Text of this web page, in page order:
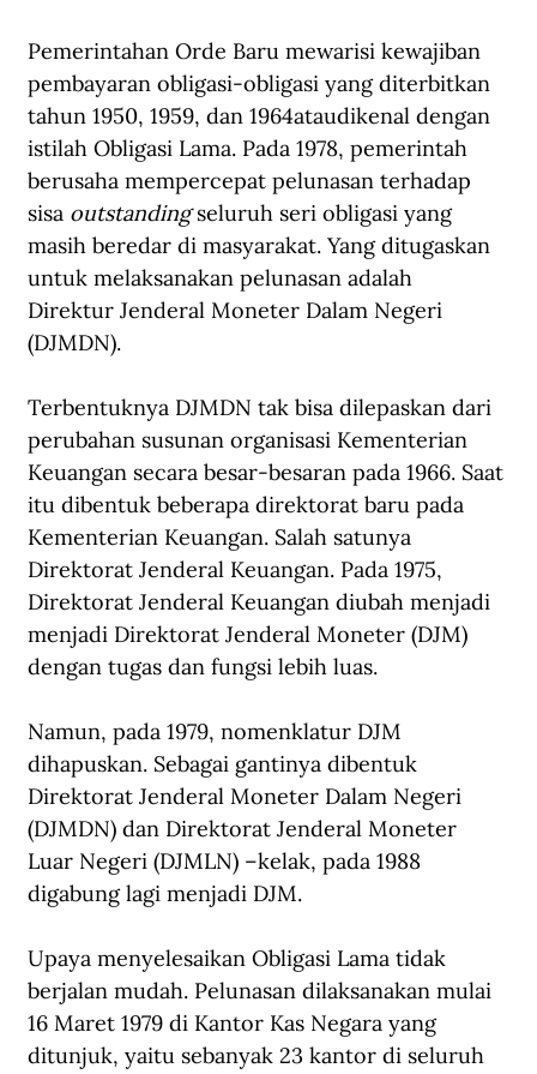
Pemerintahan Orde Baru mewarisi kewajiban
pembayaran obligasi-obligasi yang diterbitkan
tahun 1950, 1959, dan 1964ataudikenal dengan
istilah Obligasi Lama. Pada 1978, pemerintah
berusaha mempercepat pelunasan terhadap
sisa outstanding seluruh seri obligasi yang
masih beredar di masyarakat. Yang ditugaskan
untuk melaksanakan pelunasan adalah
Direktur Jenderal Moneter Dalam Negeri
(DJMDN).
Terbentuknya DJMDN tak bisa dilepaskan dari
perubahan susunan organisasi Kementerian
Keuangan secara besar-besaran pada 1966. Saat
itu dibentuk beberapa direktorat baru pada
Kementerian Keuangan. Salah satunya
Direktorat Jenderal Keuangan. Pada 1975,
Direktorat Jenderal Keuangan diubah menjadi
menjadi Direktorat Jenderal Moneter (DJM)
dengan tugas dan fungsi lebih luas.
Namun, pada 1979, nomenklatur DJM
dihapuskan. Sebagai gantinya dibentuk
Direktorat Jenderal Moneter Dalam Negeri
(DJMDN) dan Direktorat Jenderal Moneter
Luar Negeri (DJMLN) –kelak, pada 1988
digabung lagi menjadi DJM.
Upaya menyelesaikan Obligasi Lama tidak
berjalan mudah. Pelunasan dilaksanakan mulai
16 Maret 1979 di Kantor Kas Negara yang
ditunjuk, yaitu sebanyak 23 kantor di seluruh